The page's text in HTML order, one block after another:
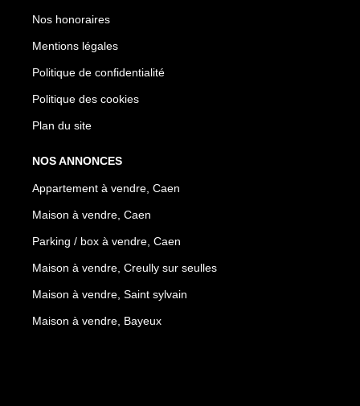
Nos honoraires
Mentions légales
Politique de confidentialité
Politique des cookies
Plan du site
NOS ANNONCES
Appartement à vendre, Caen
Maison à vendre, Caen
Parking / box à vendre, Caen
Maison à vendre, Creully sur seulles
Maison à vendre, Saint sylvain
Maison à vendre, Bayeux